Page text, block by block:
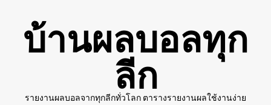
contentบ้านผลบอลทุก
ลีก
รายงานผลบอลจากทุกลีกทั่วโลก ตารางรายงานผลใช้งานง่าย